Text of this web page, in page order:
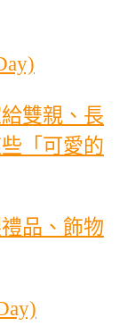
雙親、長
「可愛的
品、飾物